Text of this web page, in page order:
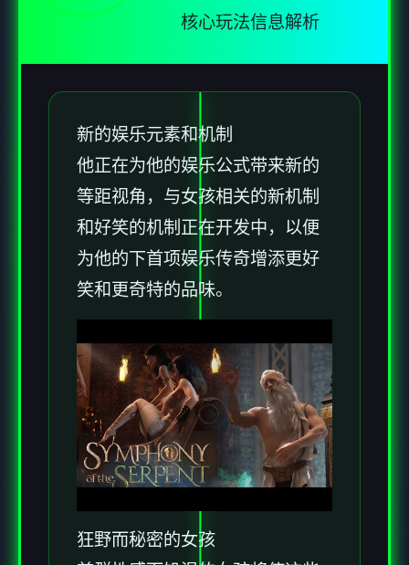
核心玩法信息解析
新的娱乐元素和机制
他正在为他的娱乐公式带来新的
等距视角，与女孩相关的新机制
和好笑的机制正在开发中，以便
为他的下首项娱乐传奇增添更好
笑和更奇特的品味。
狂野而秘密的女孩